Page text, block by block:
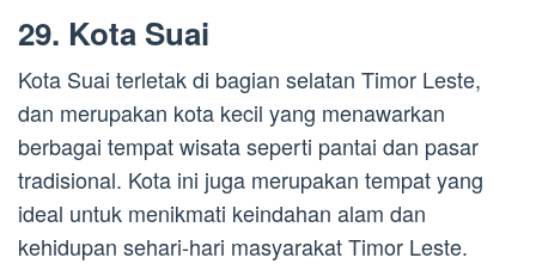
29. Kota Suai
Kota Suai terletak di bagian selatan Timor Leste,
dan merupakan kota kecil yang menawarkan
berbagai tempat wisata seperti pantai dan pasar
tradisional. Kota ini juga merupakan tempat yang
ideal untuk menikmati keindahan alam dan
kehidupan sehari-hari masyarakat Timor Leste.